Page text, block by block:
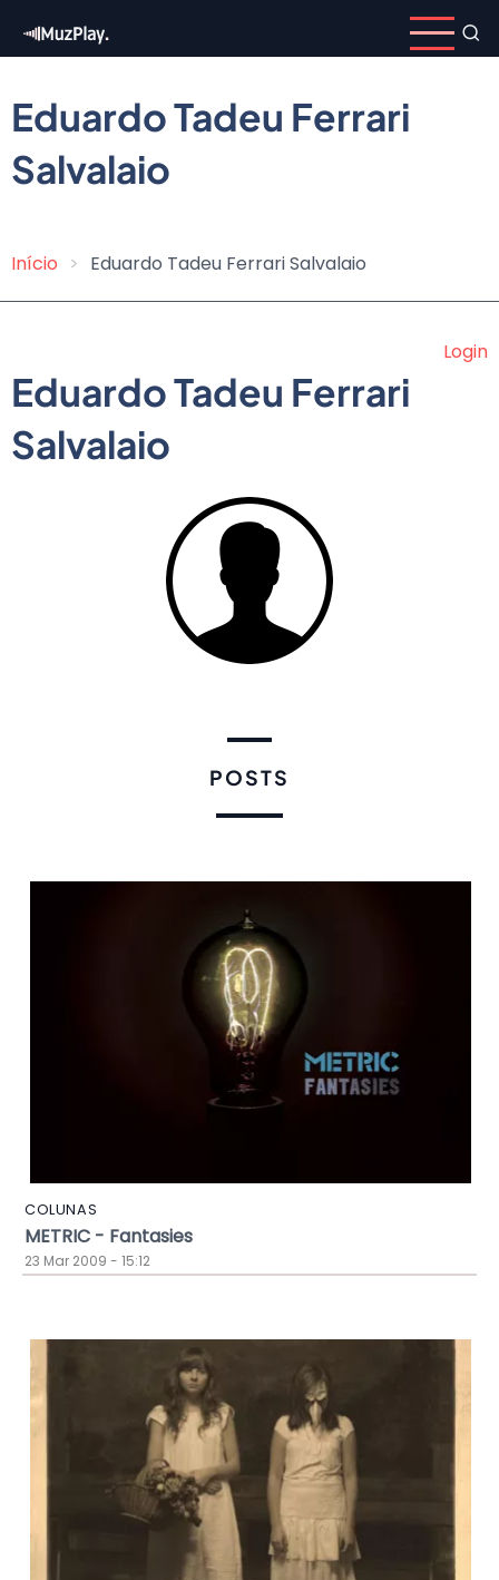
para
conteúdo
principal
Eduardo Tadeu Ferrari
Salvalaio
Trilha
Início Eduardo Tadeu Ferrari Salvalaio
Login
Eduardo Tadeu Ferrari
Salvalaio
POSTS
COLUNAS
METRIC - Fantasies
23 Mar 2009 - 15:12